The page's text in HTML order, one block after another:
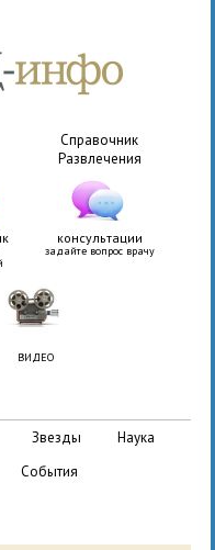
Справочник
Развлечения
консультации
задайте вопрос врачу
ВИДЕО
звезды
наука
события